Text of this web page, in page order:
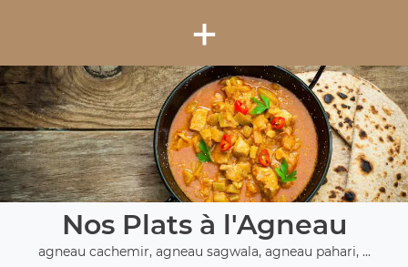
+
Nos Plats à l'Agneau
agneau cachemir, agneau sagwala, agneau pahari, ...